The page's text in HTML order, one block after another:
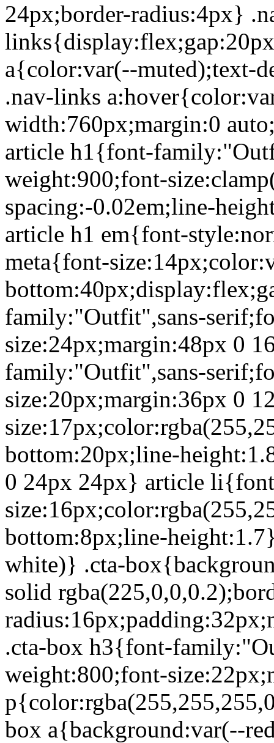
24px;border-radius:4px}
a{color:var(--muted);text-
.nav-links
width:760px;margin:0
article h1{font-
weight:900;font-
spacing:-0.02em;line-
article h1 em{font-
meta{font-
family:"Outfit",sans-
size:24px;margin:48px 0
family:"Outfit",sans-
size:20px;margin:36px 0
bottom:20px;line-
0 24px 24px} article
bottom:8px;line-
white)} .cta-
solid
.cta-box h3{font-
weight:800;font-
box a{background:var(--